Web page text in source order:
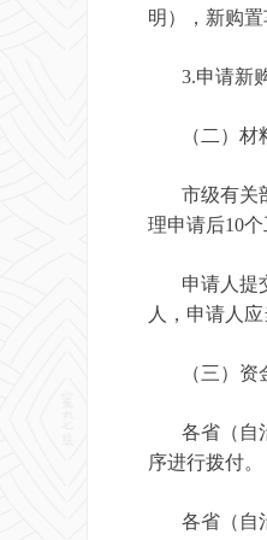
明），新购
3.申请新购
（二）材
市级有关部
理申请后10个
申请人提交
人，申请人
（三）资
各省（自治
序进行拨付。
各省（自治